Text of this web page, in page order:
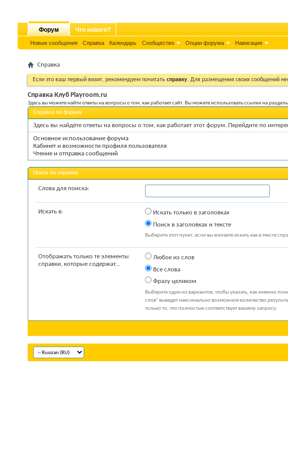
Форум
Новые сообщения Справка Календарь Сообщество Опции форума Навигация
Что нового?
Справка
Если это ваш первый визит, рекомендуем почитать справку. Для размещения своих сообщений
Справка Клуб Playroom.ru
Здесь вы можете найти ответы на вопросы о том, как работает сайт. Вы можете использовать ссылки на
Справка по форуму
Здесь вы найдёте ответы на вопросы о том, как работает этот форум. Перейдите по
Основное использование форума
Кабинет и возможности профиля пользователя
Чтение и отправка сообщений
Поиск по справке
Слова для поиска:
Искать в:
Искать только в заголовках
Поиск в заголовках и тексте
Выберите этот пункт, если вы желаете искать как в тексте
Отображать только те элементы
справки, которые содержат...
Любое из слов
Все слова
Фразу целиком
Выберите один из вариантов, чтобы указать, как именно
слов" выведет максимально возможное количество
только то, что полностью соответствует вашему запросу.